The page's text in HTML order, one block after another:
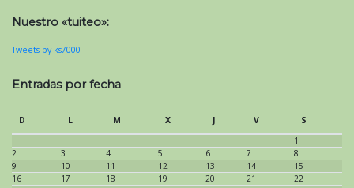
Nuestro «tuiteo»:
Tweets by ks7000
Entradas por fecha
D L M X J V
S
1
2
3 4 5 6 7
8
9
10 11 12 13 14
15
16
17 18 19 20 21
22